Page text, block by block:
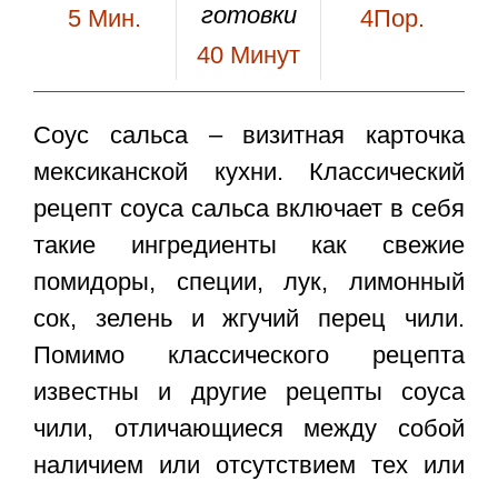
5 Мин.
готовки
40 Минут
4Пор.
Соус сальса – визитная карточка
мексиканской кухни. Классический
рецепт соуса сальса включает в себя
такие ингредиенты как свежие
помидоры, специи, лук, лимонный
сок, зелень и жгучий перец чили.
Помимо классического рецепта
известны и другие рецепты соуса
чили, отличающиеся между собой
наличием или отсутствием тех или